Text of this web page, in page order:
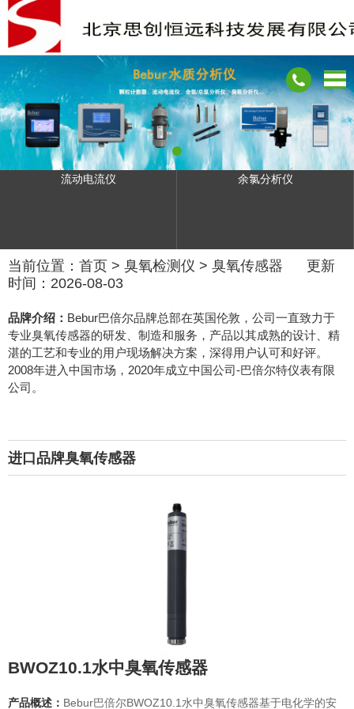
流动电流仪 余氯分析仪
当前位置： 首页 > 臭氧检测仪 > 臭氧传感器 更新
时间：2026-08-03
品牌介绍： Bebur巴倍尔品牌总部在英国伦敦，公司一直致力于
专业臭氧传感器的研发、制造和服务，产品以其成熟的设计、精
湛的工艺和专业的用户现场解决方案，深得用户认可和好评。
2008年进入中国市场，2020年成立中国公司-巴倍尔特仪表有限
公司。
进口品牌臭氧传感器
BWOZ10.1水中臭氧传感器
产品概述： Bebur巴倍尔BWOZ10.1水中臭氧传感器基于电化学的安